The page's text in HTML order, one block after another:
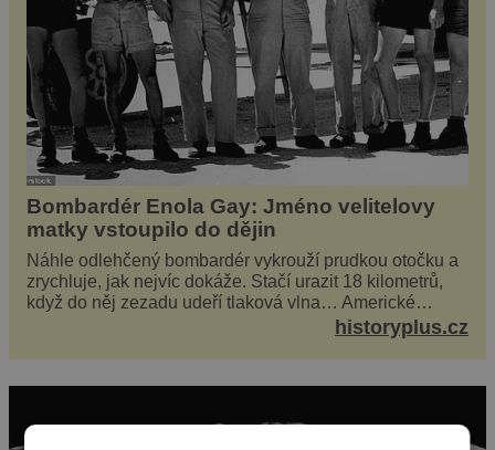
Bombardér Enola Gay: Jméno velitelovy
matky vstoupilo do dějin
Náhle odlehčený bombardér vykrouží prudkou otočku a
zrychluje, jak nejvíc dokáže. Stačí urazit 18 kilometrů,
když do něj zezadu udeří tlaková vlna… Americké
rozhodnutí svrhnout ničivou jadernou bombu ...historyplus.cz